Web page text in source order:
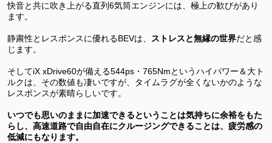
快音と共に吹き上がる直列6気筒エンジンには、極上の歓びがあり
ます。
静粛性とレスポンスに優れるBEVは、 ストレスと無縁の世界だと感
じます。
そしてiX xDrive60が備える544ps・765Nmというハイパワー＆大ト
ルクは、その数値も凄いですが、タイムラグが全くないかのような
レスポンスが素晴らしいです。
いつでも思いのままに加速できるということは気持ちに余裕をもた
らし、高速道路で自由自在にクルージングできることは、疲労感の
低減にもなります。